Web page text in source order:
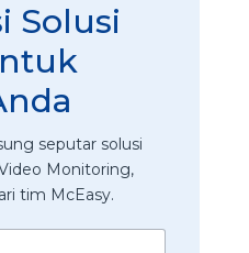
Solusi
seputar solusi
Monitoring,
tim McEasy.